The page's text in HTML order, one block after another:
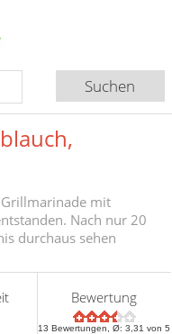
mit
Nach nur 20
durchaus sehen
Bewertung
13 Bewertungen, Ø:3,31 von 5